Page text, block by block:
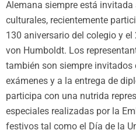
Alemana siempre está invitada
culturales, recientemente
130 aniversario del colegio y
von Humboldt. Los
también son siempre
exámenes y a la entrega de
participa con una nutrida
especiales realizadas por la
festivos tal como el Día de la